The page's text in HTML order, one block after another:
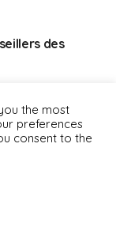
des
Irlande :
!
: la
the most
preferences
consent to the